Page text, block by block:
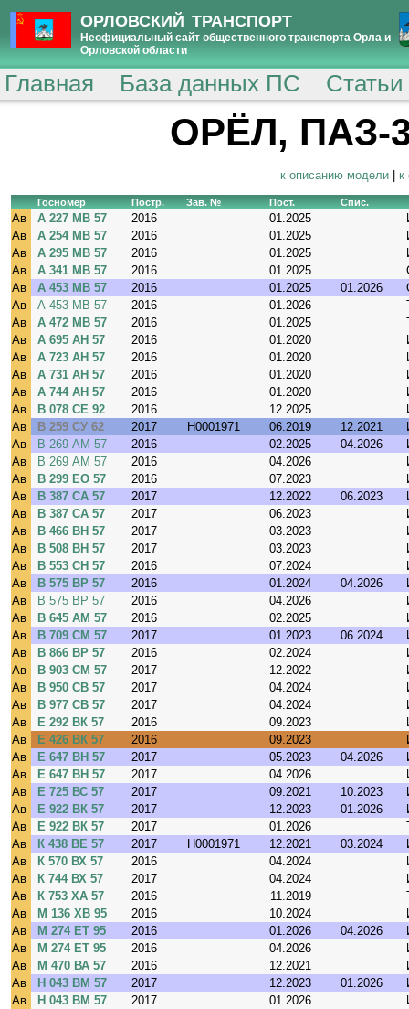
ОРЛОВСКИЙ ТРАНСПОРТ
Неофициальный сайт общественного транспорта Орла и
Орловской области
Главная База данных ПС
ОРЁЛ, ПАЗ-
к описанию модели| к
Госномер Постр. Зав. № Пост. Спис.
Ав А 227 МВ 57 2016 01.2025
Ав
А 254 МВ 57 2016 01.2025
Ав
А 295 МВ 57 2016 01.2025
Ав
А 341 МВ 57 2016 01.2025
Ав
А 453 МВ 57 2016 01.2025 01.2026
Ав
А 453 МВ 57 2016 01.2026
Ав
А 472 МВ 57 2016 01.2025
Ав
А 695 АН 57 2016 01.2020
Ав
А 723 АН 57 2016 01.2020
Ав
А 731 АН 57 2016 01.2020
Ав
А 744 АН 57 2016 01.2020
Ав
В 078 СЕ 92 2016 12.2025
Ав
В 259 СУ 62 2017 H0001971 06.2019 12.2021
Ав
В 269 АМ 57 2016 02.2025 04.2026
Ав
В 269 АМ 57 2016 04.2026
Ав
В 299 ЕО 57 2016 07.2023
Ав
В 387 СА 57 2017 12.2022 06.2023
Ав
В 387 СА 57 2017 06.2023
Ав
В 466 ВН 57 2017 03.2023
Ав
В 508 ВН 57 2017 03.2023
Ав
В 553 СН 57 2016 07.2024
Ав
В 575 ВР 57 2016 01.2024 04.2026
Ав
В 575 ВР 57 2016 04.2026
Ав
В 645 АМ 57 2016 02.2025
Ав
В 709 СМ 57 2017 01.2023 06.2024
Ав
В 866 ВР 57 2016 02.2024
Ав
В 903 СМ 57 2017 12.2022
Ав
В 950 СВ 57 2017 04.2024
Ав
В 977 СВ 57 2017 04.2024
Ав
Е 292 ВК 57 2016 09.2023
Ав
Е 426 ВК 57 2016 09.2023
Ав
Е 647 ВН 57 2017 05.2023 04.2026
Ав
Е 647 ВН 57 2017 04.2026
Ав
Е 725 ВС 57 2017 09.2021 10.2023
Ав
Е 922 ВК 57 2017 12.2023 01.2026
Ав
Е 922 ВК 57 2017 01.2026
Ав
К 438 ВЕ 57 2017 H0001971 12.2021 03.2024
Ав
К 570 ВХ 57 2016 04.2024
Ав
К 744 ВХ 57 2017 04.2024
Ав
К 753 ХА 57 2016 11.2019
Ав
М 136 ХВ 95 2016 10.2024
Ав
М 274 ЕТ 95 2016 01.2026 04.2026
Ав
М 274 ЕТ 95 2016 04.2026
Ав
М 470 ВА 57 2016 12.2021
Ав
Н 043 ВМ 57 2017 12.2023 01.2026
Ав
Н 043 ВМ 57 2017 01.2026